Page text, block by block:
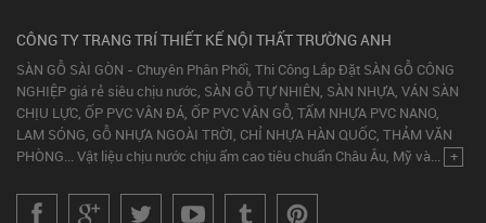
CÔNG TY TRANG TRÍ THIẾT KẾ NỘI THẤT TRƯỜNG ANH
SÀN GỖ SÀI GÒN - Chuyên Phân Phối, Thi Công Lắp Đặt SÀN GỖ CÔNG
NGHIỆP giá rẻ siêu chịu nước, SÀN GỖ TỰ NHIÊN, SÀN NHỰA, VÁN SÀN
CHỊU LỰC, ỐP PVC VÂN ĐÁ, ỐP PVC VÂN GỖ, TẤM NHỰA PVC NANO,
LAM SÓNG, GỖ NHỰA NGOÀI TRỜI, CHỈ NHỰA HÀN QUỐC, THẢM VĂN
PHÒNG... Vật liệu chịu nước chịu ẩm cao tiêu chuẩn Châu Âu, Mỹ và... +